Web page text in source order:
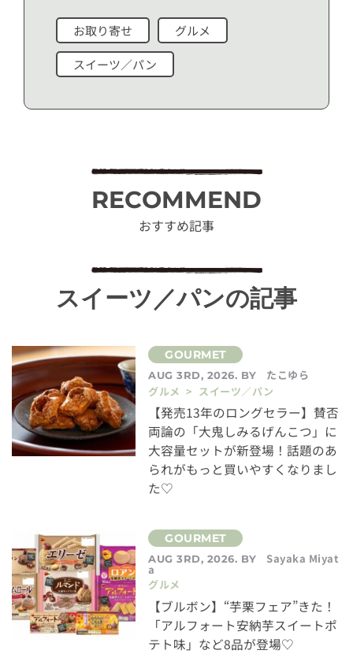
お取り寄せ グルメ
スイーツ／パン
RECOMMEND
おすすめ記事
スイーツ／パンの記事
AUG 3RD, 2026. BY
たこゆら
グルメ > スイーツ／パン
【発売13年のロングセラー】賛否
両論の「大鬼しみるげんこつ」に
大容量セットが新登場！話題のあ
られがもっと買いやすくなりまし
た♡
AUG 3RD, 2026. BY Sayaka Miyat
a
グルメ
【ブルボン】“芋栗フェア”きた！
「アルフォート安納芋スイートポ
テト味」など8品が登場♡